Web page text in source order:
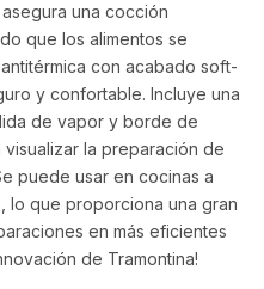
una cocción
que los alimentos se
con acabado soft-
y confortable. Incluye una
de vapor y borde de
la preparación de
puede usar en cocinas a
lo que proporciona una gran
en más eficientes
de Tramontina!